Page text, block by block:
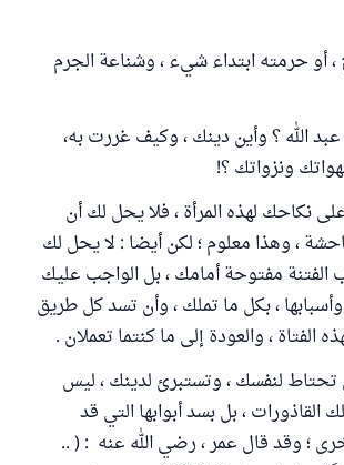
، أو حرمته ابتداء شيء ، وشناعة الجرم
عبد الله ؟ وأين دينك ، وكيف غررت به،
ونزواتك ؟!
نكاحك لهذه المرأة ، فلا يحل لك أن
، وهذا معلوم ؛ لكن أيضا : لا يحل لك
الفتنة مفتوحة أمامك ، بل الواجب عليك
وأسبابها ، بكل ما تملك ، وأن تسد كل طريق
الفتاة ، والعودة إلى ما كنتما تعملان .
لنفسك ، وتستبرئ لدينك ، ليس
القاذورات ، بل بسد أبوابها التي قد
؛ وقد قال عمر ، رضي الله عنه : ( ..